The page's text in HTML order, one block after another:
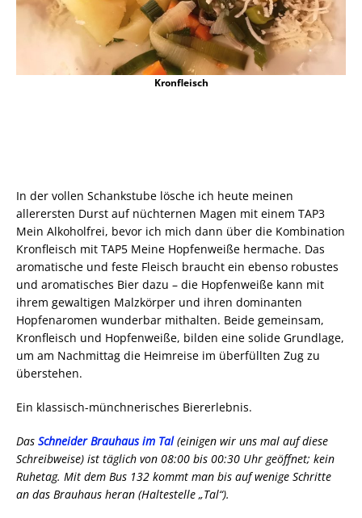
Kronfleisch
In der vollen Schankstube lösche ich heute meinen
allerersten Durst auf nüchternen Magen mit einem TAP3
Mein Alkoholfrei, bevor ich mich dann über die Kombination
Kronfleisch mit TAP5 Meine Hopfenweiße hermache. Das
aromatische und feste Fleisch braucht ein ebenso robustes
und aromatisches Bier dazu – die Hopfenweiße kann mit
ihrem gewaltigen Malzkörper und ihren dominanten
Hopfenaromen wunderbar mithalten. Beide gemeinsam,
Kronfleisch und Hopfenweiße, bilden eine solide Grundlage,
um am Nachmittag die Heimreise im überfüllten Zug zu
überstehen.
Ein klassisch-münchnerisches Biererlebnis.
Das Schneider Brauhaus im Tal(einigen wir uns mal auf diese
Schreibweise) ist täglich von 08:00 bis 00:30 Uhr geöffnet; kein
Ruhetag. Mit dem Bus 132 kommt man bis auf wenige Schritte
an das Brauhaus heran (Haltestelle „Tal“).